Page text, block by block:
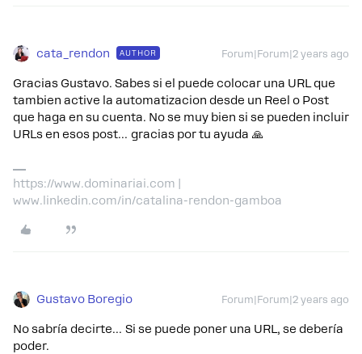
cata_rendon AUTHOR Forum|Forum|2 years ago
Gracias Gustavo. Sabes si el puede colocar una URL que
tambien active la automatizacion desde un Reel o Post
que haga en su cuenta. No se muy bien si se pueden incluir
URLs en esos post… gracias por tu ayuda 🙏
https://www.dominariai.com |
www.linkedin.com/in/catalina-rendon-gamboa
Gustavo Boregio Forum|Forum|2 years ago
No sabría decirte… Si se puede poner una URL, se debería
poder.